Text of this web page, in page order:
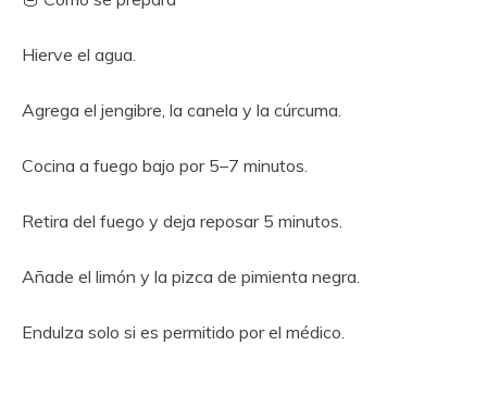
Hierve el agua.
Agrega el jengibre, la canela y la cúrcuma.
Cocina a fuego bajo por 5–7 minutos.
Retira del fuego y deja reposar 5 minutos.
Añade el limón y la pizca de pimienta negra.
Endulza solo si es permitido por el médico.